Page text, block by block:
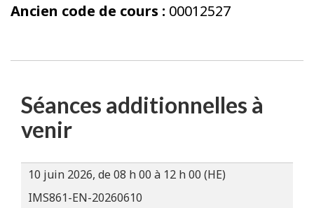
Ancien code de cours : 00012527
Séances additionnelles à
venir
10 juin 2026, de 08 h 00 à 12 h 00 (HE)
IMS861-EN-20260610